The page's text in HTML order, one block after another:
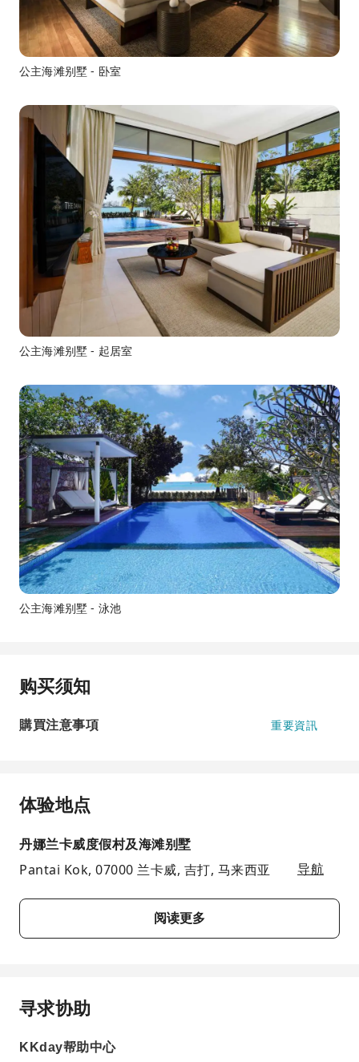
公主海滩别墅 - 卧室
公主海滩别墅 - 起居室
公主海滩别墅 - 泳池
购买须知
購買注意事項 重要資訊
体验地点
丹娜兰卡威度假村及海滩别墅
Pantai Kok, 07000 兰卡威, 吉打, 马来西亚
导航
阅读更多
寻求协助
KKday帮助中心